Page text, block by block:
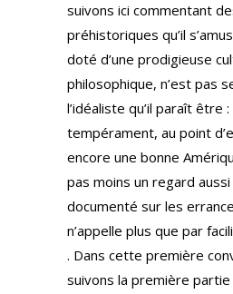
suivons ici commentant
préhistoriques qu’il
doté d’une prodigieuse
philosophique, n’est pas
l’idéaliste qu’il paraît être
tempérament, au point
encore une bonne
pas moins un regard
documenté sur les
n’appelle plus que par
. Dans cette première
suivons la première